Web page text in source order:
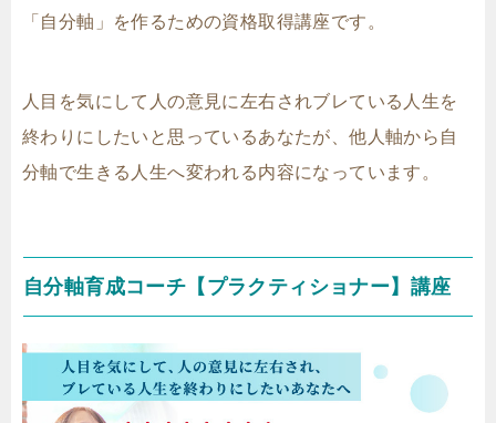
「自分軸」を作るための資格取得講座です。
人目を気にして人の意見に左右されブレている人生を
終わりにしたいと思っているあなたが、他人軸から自
分軸で生きる人生へ変われる内容になっています。
自分軸育成コーチ【プラクティショナー】講座